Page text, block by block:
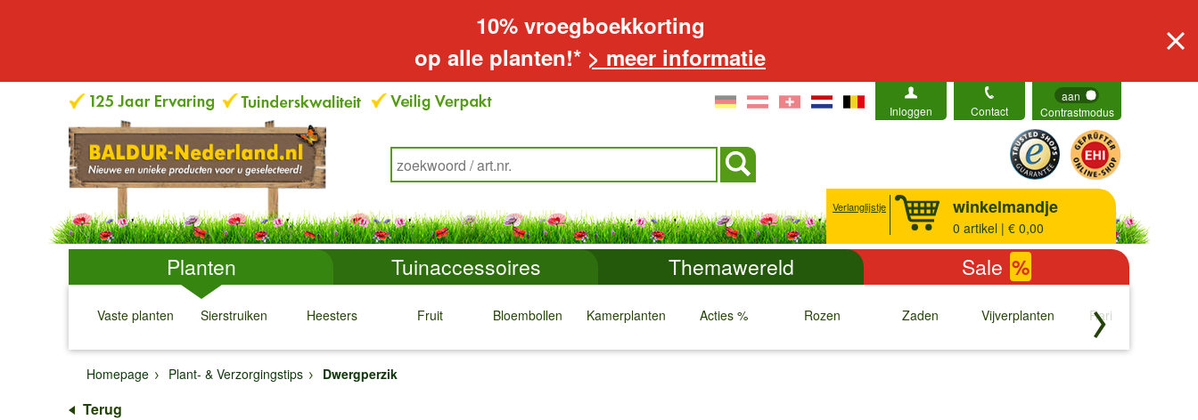
10% vroegboekkorting
op alle planten!* > meer informatie
Inloggen Contact
aan
Contrastmodus
Verlanglijstje winkelmandje
0 artikel | € 0,00
Planten Tuinaccessoires Themawereld Sale %
Vaste planten
↓
Sierstruiken
↓
Heesters
↓
Fruit
↓
Bloembollen
↓
Kamerplanten
↓
Acties %
↓
Rozen
↓
Zaden
↓
Vijverplanten
↓
Rariteiten
↓
Homepage
Plant- & Verzorgingstips Dwergperzik
Terug